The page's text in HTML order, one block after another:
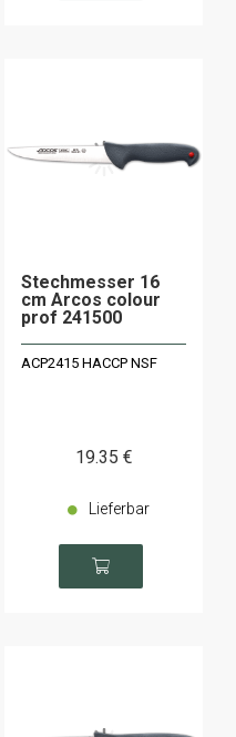
Stechmesser 16
cm Arcos colour
prof 241500
ACP2415 HACCP NSF
19.35 €
Lieferbar